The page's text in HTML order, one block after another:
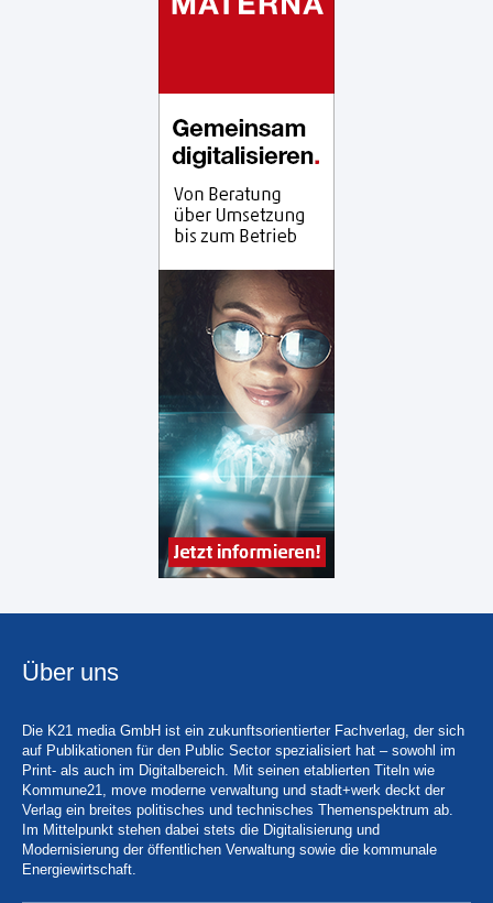
Über uns
Die K21 media GmbH ist ein zukunftsorientierter Fachverlag, der sich
auf Publikationen für den Public Sector spezialisiert hat – sowohl im
Print- als auch im Digitalbereich. Mit seinen etablierten Titeln wie
Kommune21, move moderne verwaltung und stadt+werk deckt der
Verlag ein breites politisches und technisches Themenspektrum ab.
Im Mittelpunkt stehen dabei stets die Digitalisierung und
Modernisierung der öffentlichen Verwaltung sowie die kommunale
Energiewirtschaft.